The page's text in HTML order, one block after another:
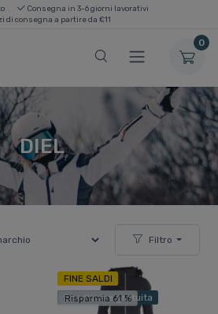
Consegna in 3-6 giorni lavorativi
di consegna a partire da €11
0
DIEL
Filtro
FINE SALDI
Spedizione gratuita
Risparmia 61 %